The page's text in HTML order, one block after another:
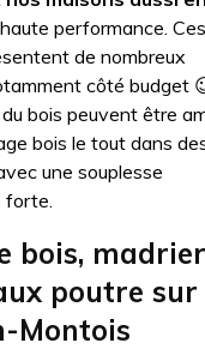
performance. Ces
de nombreux
côté budget
bois peuvent être
bois le tout dans
une souplesse
forte.
bois,
poutre sur
Montois